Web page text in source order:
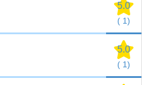
5.0
( 1)
5.0
( 1)